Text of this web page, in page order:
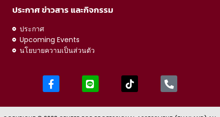
ประกาศ ข่าวสาร และกิจกรรม
ประกาศ
Upcoming Events
นโยบายความเป็นส่วนตัว